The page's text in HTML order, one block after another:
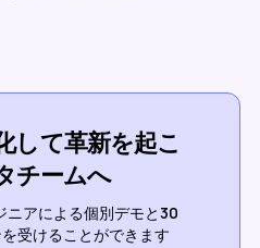
して革新を起こ
チームへ
ニアによる個別デモと30
受けることができます